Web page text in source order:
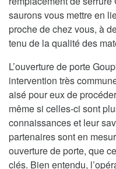
saurons vous mettre en
proche de chez vous, à
tenu de la qualité des
L’ouverture de porte
intervention très
aisé pour eux de
même si celles-ci sont
connaissances et leur
partenaires sont en
ouverture de porte, que
clés. Bien entendu,